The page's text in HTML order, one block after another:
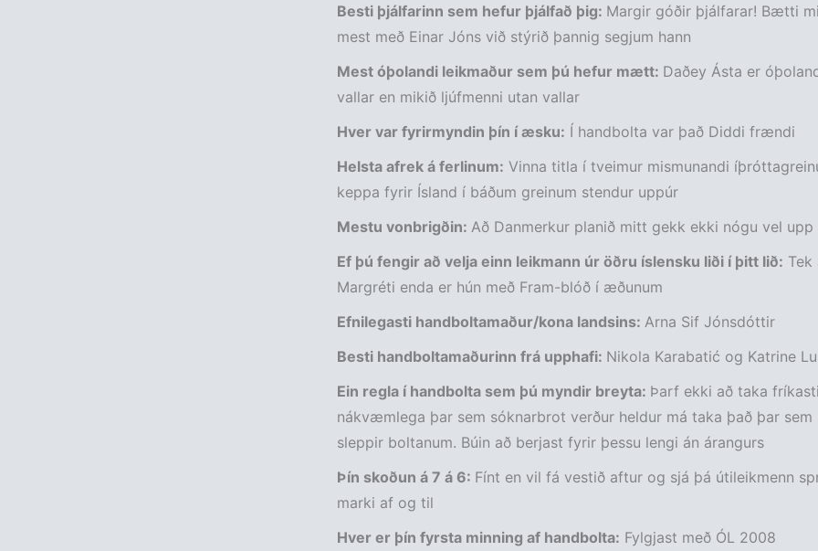
Besti þjálfarinn sem hefur þjálfað þig: Margir góðir þjálfarar! Bætti
mest með Einar Jóns við stýrið þannig segjum hann
Mest óþolandi leikmaður sem þú hefur mætt: Daðey Ásta er
vallar en mikið ljúfmenni utan vallar
Hver var fyrirmyndin þín í­ æsku: Í handbolta var það Diddi frændi
Helsta afrek á ferlinum: Vinna titla í tveimur mismunandi
keppa fyrir Ísland í báðum greinum stendur uppúr
Mestu vonbrigðin: Að Danmerkur planið mitt gekk ekki nógu vel upp
Ef þú fengir að velja einn leikmann úr öðru íslensku liði í þitt lið: Tek
Margréti enda er hún með Fram-blóð í æðunum
Efnilegasti handboltamaður/kona landsins: Arna Sif Jónsdóttir
Besti handboltamaðurinn frá upphafi: Nikola Karabatić og Katrine
Ein regla í handbolta sem þú myndir breyta: Þarf ekki að taka
nákvæmlega þar sem sóknarbrot verður heldur má taka það þar sem
sleppir boltanum. Búin að berjast fyrir þessu lengi án árangurs
Þín skoðun á 7 á 6: Fínt en vil fá vestið aftur og sjá þá útileikmenn
marki af og til
Hver er þín fyrsta minning af handbolta: Fylgjast með ÓL 2008